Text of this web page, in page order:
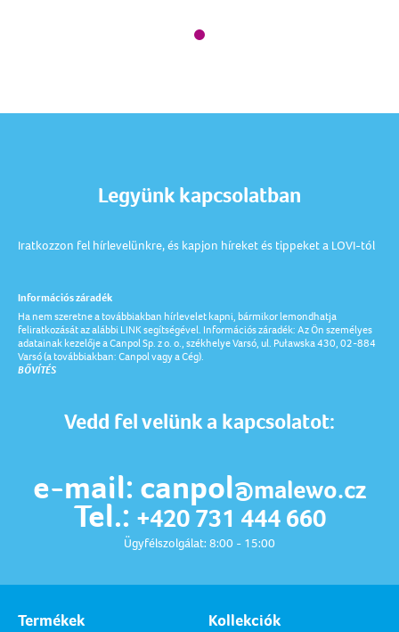
Vedd fel velünk a kapcsolatot:
e-mail: canpol@malewo.cz
Tel.: +420 731 444 660
Ügyfélszolgálat: 8:00 - 15:00
Legyünk kapcsolatban
Iratkozzon fel hírlevelünkre, és kapjon híreket és tippeket a LOVI-tól
Információs záradék
Ha nem szeretne a továbbiakban hírlevelet kapni, bármikor lemondhatja
feliratkozását az alábbi LINK segítségével. Információs záradék: Az Ön személyes
adatainak kezelője a Canpol Sp. z o. o., székhelye Varsó, ul. Puławska 430, 02-884
Varsó (a továbbiakban: Canpol vagy a Cég).
BŐVÍTÉS
Termékek Kollekciók